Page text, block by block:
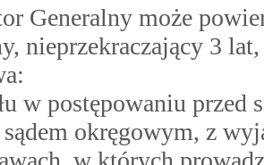
Generalny może
nieprzekraczający 3
w postępowaniu przed
sądem okręgowym, z